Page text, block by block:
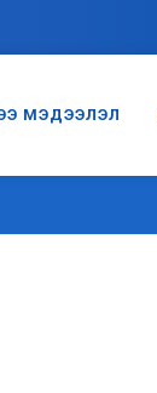
МЭДЭЭЛЭЛ